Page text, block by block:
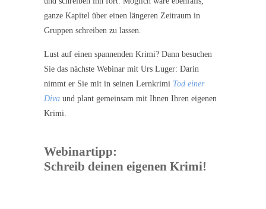
ganze Kapitel über einen längeren Zeitraum in
Gruppen schreiben zu lassen.
Lust auf einen spannenden Krimi? Dann besuchen
Sie das nächste Webinar mit Urs Luger: Darin
nimmt er Sie mit in seinen Lernkrimi Tod einer
Diva und plant gemeinsam mit Ihnen Ihren eigenen
Krimi.
Webinartipp:
Schreib deinen eigenen Krimi!